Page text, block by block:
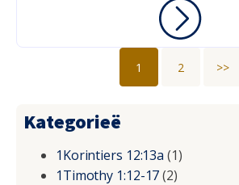
1 2 >>
Kategorieë
1Korintiers 12:13a (1)
1Timothy 1:12-17(2)